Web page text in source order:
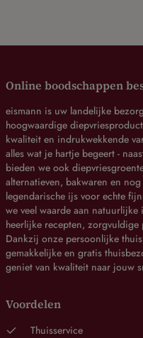
Online boodschappen
eismann is uw landelijke
hoogwaardige
kwaliteit en indrukwekkende
alles wat je hartje begeert -
bieden we ook
alternatieven, bakwaren en
legendarische ijs voor echte
we veel waarde aan
heerlijke recepten,
Dankzij onze persoonlijke
gemakkelijke en gratis
geniet van kwaliteit naar jouw
Voordelen
Thuisservice